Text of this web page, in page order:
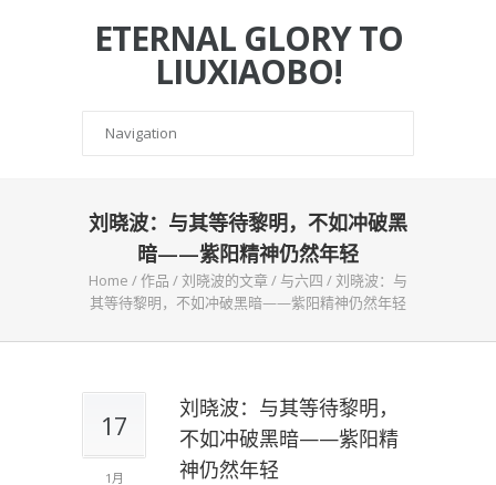
ETERNAL GLORY TO
LIUXIAOBO!
刘晓波：与其等待黎明，不如冲破黑
暗——紫阳精神仍然年轻
Home /作品 /刘晓波的文章/ 与六四 /刘晓波：与
其等待黎明，不如冲破黑暗——紫阳精神仍然年轻
17
1月
刘晓波：与其等待黎明，
不如冲破黑暗——紫阳精
神仍然年轻